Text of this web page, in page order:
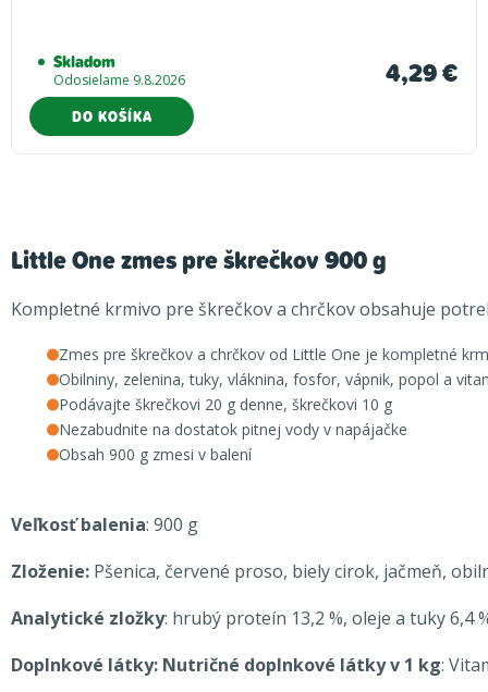
Skladom
Odosielame 9.8.2026 4,29 €
DO KOŠÍKA
Little One zmes pre škrečkov 900 g
Kompletné krmivo pre škrečkov a chrčkov obsahuje
Zmes pre škrečkov a chrčkov od Little One je kompletné
Obilniny, zelenina, tuky, vláknina, fosfor, vápnik, popol a
Podávajte škrečkovi 20 g denne, škrečkovi 10 g
Nezabudnite na dostatok pitnej vody v napájačke
Obsah 900 g zmesi v balení
Veľkosť balenia: 900 g
Zloženie: Pšenica, červené proso, biely cirok, jačmeň,
Analytické zložky: hrubý proteín 13,2 %, oleje a tuky 6,4
Doplnkové látky: Nutričné ​​doplnkové látky v 1 kg: